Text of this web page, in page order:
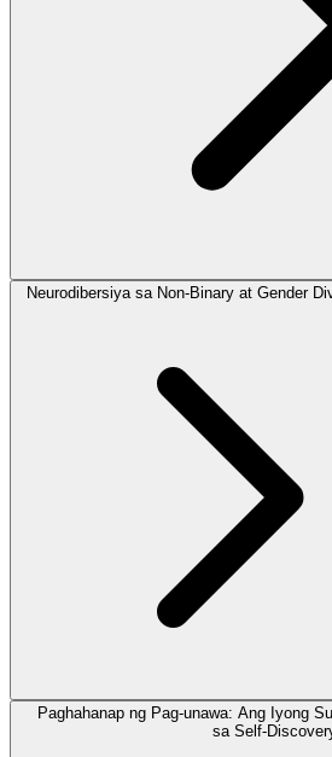
Neurodibersiya sa Non-Binary at Gender
Paghahanap ng Pag-unawa: Ang Iyong
sa Self-